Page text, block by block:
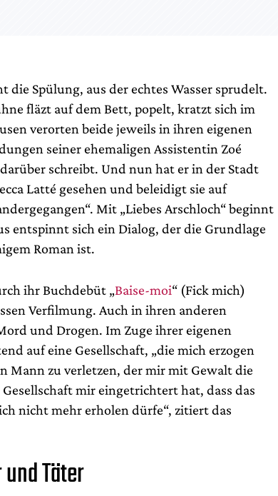
die Spülung, aus der echtes Wasser sprudelt.
fläzt auf dem Bett, popelt, kratzt sich im
verorten beide jeweils in ihren eigenen
seiner ehemaligen Assistentin Zoé
schreibt. Und nun hat er in der Stadt
Latté gesehen und beleidigt sie auf
Mit „Liebes Arschloch“ beginnt
entspinnt sich ein Dialog, der die Grundlage
Roman ist.
ihr Buchdebüt „Baise-moi“ (Fick mich)
Verfilmung. Auch in ihren anderen
und Drogen. Im Zuge ihrer eigenen
auf eine Gesellschaft, „die mich erzogen
Mann zu verletzen, der mir mit Gewalt die
mir eingetrichtert hat, dass das
nicht mehr erholen dürfe“, zitiert das
Täter